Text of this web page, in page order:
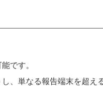
です。
、単なる報告端末を超え